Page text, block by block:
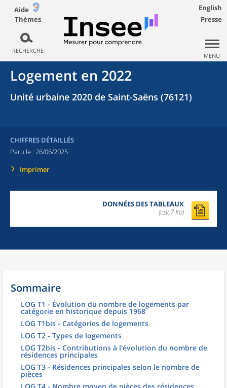
Aide
Thèmes
RECHERCHE
English
Presse
MENU
Logement en 2022
Unité urbaine 2020 de Saint-Saëns (76121)
CHIFFRES DÉTAILLÉS
Paru le : 26/06/2025
Imprimer
DONNÉES DES TABLEAUX
(csv,7 Ko)
Sommaire
LOG T1 - Évolution du nombre de logements par
catégorie en historique depuis 1968
LOG T1bis - Catégories de logements
LOG T2 - Types de logements
LOG T2bis - Contributions à l'évolution du nombre de
résidences principales
LOG T3 - Résidences principales selon le nombre de
pièces